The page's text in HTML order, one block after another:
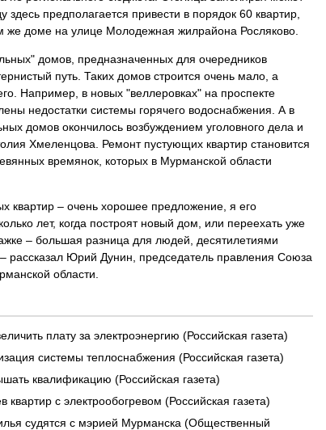
предполагается привести в порядок 60 квартир,
же доме на улице Молодежная жилрайона Росляково.
домов, предназначенных для очередников
путь. Таких домов строится очень мало, а
Например, в новых "веллеровках" на проспекте
недостатки системы горячего водоснабжения. А в
домов окончилось возбуждением уголовного дела и
Хмеленцова. Ремонт пустующих квартир становится
времянок, которых в Мурманской области
квартир – очень хорошее предложение, я его
лет, когда построят новый дом, или переехать уже
– большая разница для людей, десятилетиями
рассказал Юрий Дунин, председатель правления Союза
области.
плату за электроэнергию (Российская газета)
системы теплоснабжения (Российская газета)
квалификацию (Российская газета)
с электрообогревом (Российская газета)
судятся с мэрией Мурманска (Общественный